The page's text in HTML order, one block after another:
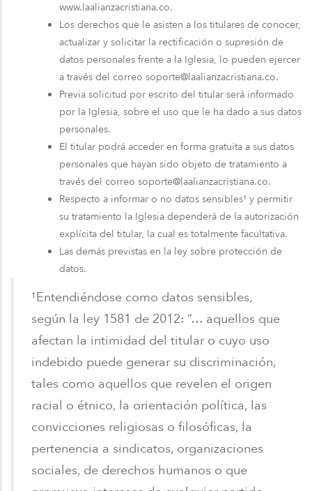
www.laalianzacristiana.co.
Los derechos que le asisten a los titulares de conocer,
actualizar y solicitar la rectificación o supresión de
datos personales frente a la Iglesia, lo pueden ejercer
a través del correo soporte@laalianzacristiana.co.
Previa solicitud por escrito del titular será informado
por la Iglesia, sobre el uso que le ha dado a sus datos
personales.
El titular podrá acceder en forma gratuita a sus datos
personales que hayan sido objeto de tratamiento a
través del correo soporte@laalianzacristiana.co.
Respecto a informar o no datos sensibles¹ y permitir
su tratamiento la Iglesia dependerá de la autorización
explícita del titular, la cual es totalmente facultativa.
Las demás previstas en la ley sobre protección de
datos.
¹Entendiéndose como datos sensibles,
según la ley 1581 de 2012: “… aquellos que
afectan la intimidad del titular o cuyo uso
indebido puede generar su discriminación,
tales como aquellos que revelen el origen
racial o étnico, la orientación política, las
convicciones religiosas o filosóficas, la
pertenencia a sindicatos, organizaciones
sociales, de derechos humanos o que